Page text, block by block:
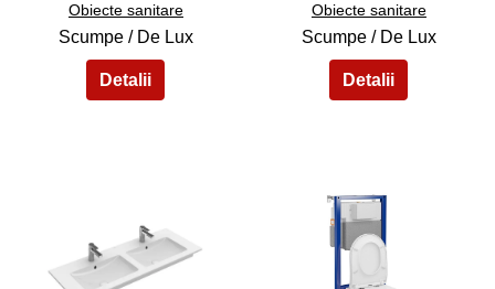
Obiecte sanitare
Scumpe / De Lux
Obiecte sanitare
Scumpe / De Lux
43